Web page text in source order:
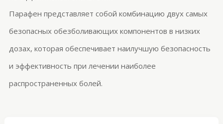
Парафен представляет собой комбинацию двух самых
безопасных обезболивающих компонентов в низких
дозах, которая обеспечивает наилучшую безопасность
и эффективность при лечении наиболее
распространенных болей.